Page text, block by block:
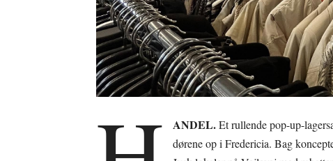
ANDEL.Et rullende pop-up-
dørene op i Fredericia. Bag